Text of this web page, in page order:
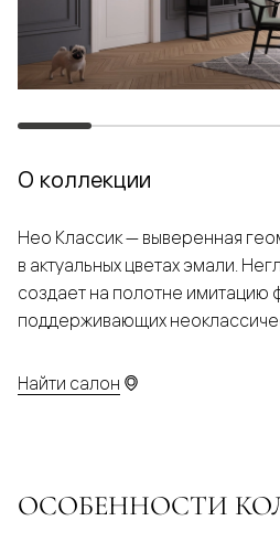
О коллекции
Нео Классик — выверенная
в актуальных цветах эмали.
создает на полотне имитацию
поддерживающих
Найти салон
ОСОБЕННОСТИ